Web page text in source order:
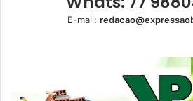
E-mail: